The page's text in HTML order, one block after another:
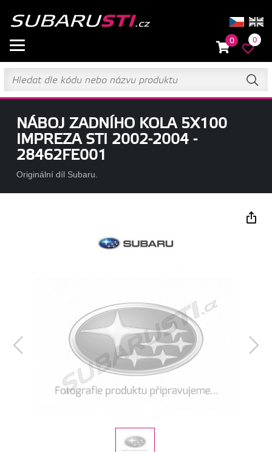
0 0
NÁBOJ ZADNÍHO KOLA 5X100
IMPREZA STI 2002-2004 -
28462FE001
Originální díl Subaru.